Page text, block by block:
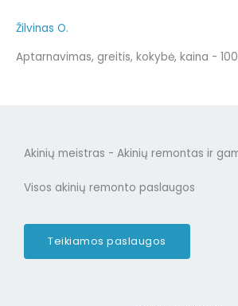
Žilvinas O.
Aptarnavimas, greitis, kokybė, kaina -
Akinių meistras - Akinių remontas ir
Visos akinių remonto paslaugos
Teikiamos paslaugos